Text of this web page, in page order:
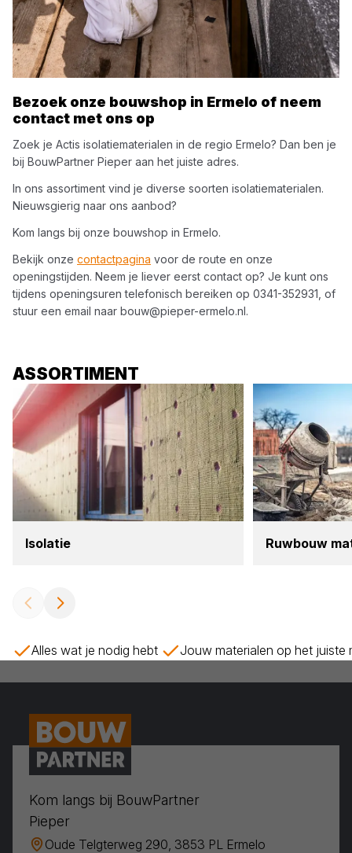
Bezoek onze bouwshop in Ermelo of neem
contact met ons op
Zoek je Actis isolatiematerialen in de regio Ermelo? Dan ben je
bij BouwPartner Pieper aan het juiste adres.
In ons assortiment vind je diverse soorten isolatiematerialen.
Nieuwsgierig naar ons aanbod?
Kom langs bij onze bouwshop in Ermelo.
Bekijk onze contactpagina voor de route en onze
openingstijden. Neem je liever eerst contact op? Je kunt ons
tijdens openingsuren telefonisch bereiken op 0341-352931 , of
stuur een email naar bouw@pieper-ermelo.nl.
ASSORTIMENT
Iso­la­tie Ruw­bouw
Alles wat je nodig hebt Jouw materialen op het juiste
Kom langs bij BouwPartner
Pieper
Oude Telgterweg 290, 3853 PL Ermelo